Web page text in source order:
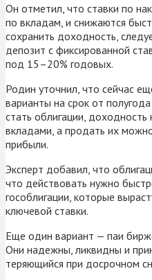
Он отметил, что ставки по
по вкладам, и снижаются
сохранить доходность,
депозит с фиксированной
под 15–20% годовых.
Родин уточнил, что сейчас
варианты на срок от
стать облигации,
вкладами, а продать их
прибыли.
Эксперт добавил, что
что действовать нужно
гособлигации, которые
ключевой ставки.
Еще один вариант — паи
Они надежны, ликвидны и
теряющийся при досрочном